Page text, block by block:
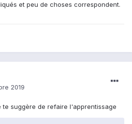
et peu de choses correspondent.
2019
te suggère de refaire l'apprentissage